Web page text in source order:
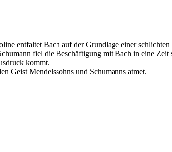
entfaltet Bach auf der Grundlage einer schlichten
fiel die Beschäftigung mit Bach in eine Zeit
kommt.
Geist Mendelssohns und Schumanns atmet.